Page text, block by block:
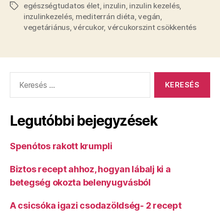
Címkékegészségtudatos élet, inzulin inzulin kezelés,
inzulinkezelés, mediterrán diéta ,vegán
vegetáriánus,vércukor, vércukorszint csökkentés
Legutóbbi bejegyzések
Spenótos rakott krumpli
Biztos recept ahhoz, hogyan lábalj ki a
betegség okozta belenyugvásból
A csicsóka igazi csodazöldség- 2 recept